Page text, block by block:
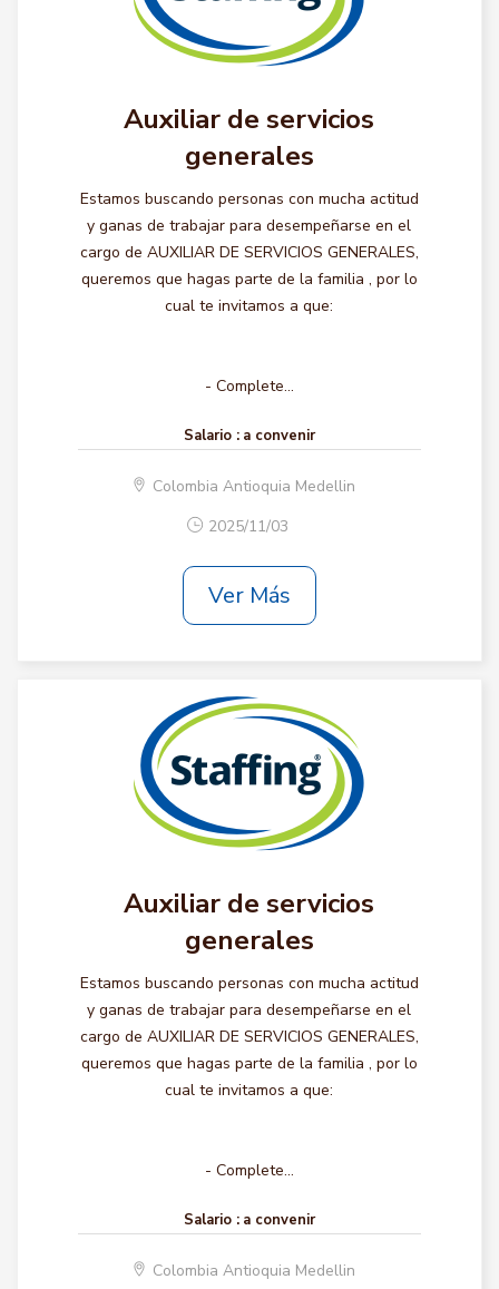
Auxiliar de servicios
generales
Estamos buscando personas con mucha actitud
y ganas de trabajar para desempeñarse en el
cargo de AUXILIAR DE SERVICIOS GENERALES,
queremos que hagas parte de la familia , por lo
cual te invitamos a que:
- Complete...
Salario : a convenir
Colombia Antioquia Medellin
2025/11/03
Ver Más
Auxiliar de servicios
generales
Estamos buscando personas con mucha actitud
y ganas de trabajar para desempeñarse en el
cargo de AUXILIAR DE SERVICIOS GENERALES,
queremos que hagas parte de la familia , por lo
cual te invitamos a que:
- Complete...
Salario : a convenir
Colombia Antioquia Medellin